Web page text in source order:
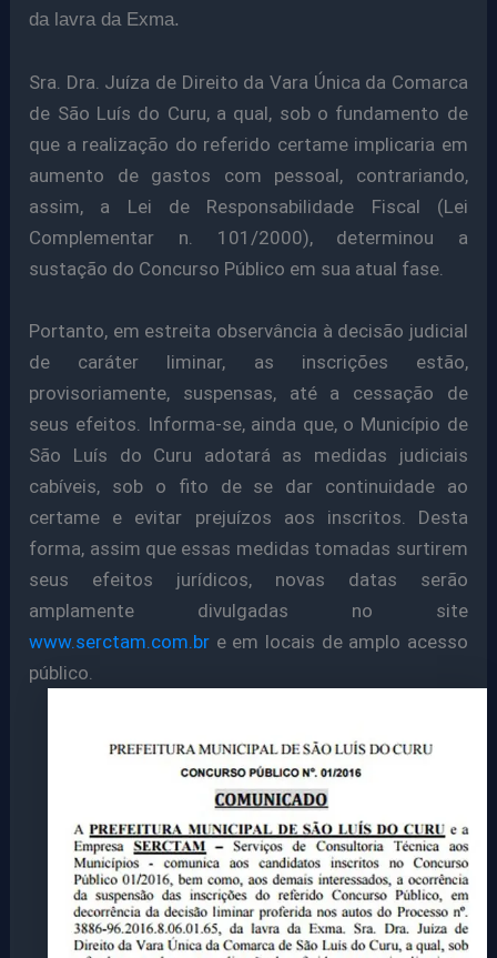
da lavra da Exma.
Sra. Dra. Juíza de Direito da Vara Única da Comarca
de São Luís do Curu, a qual, sob o fundamento de
que a realização do referido certame implicaria em
aumento de gastos com pessoal, contrariando,
assim, a Lei de Responsabilidade Fiscal (Lei
Complementar n. 101/2000), determinou a
sustação do Concurso Público em sua atual fase.
Portanto, em estreita observância à decisão judicial
de caráter liminar, as inscrições estão,
provisoriamente, suspensas, até a cessação de
seus efeitos. Informa-se, ainda que, o Município de
São Luís do Curu adotará as medidas judiciais
cabíveis, sob o fito de se dar continuidade ao
certame e evitar prejuízos aos inscritos. Desta
forma, assim que essas medidas tomadas surtirem
seus efeitos jurídicos, novas datas serão
amplamente divulgadas no site
www.serctam.com.br e em locais de amplo acesso
público.